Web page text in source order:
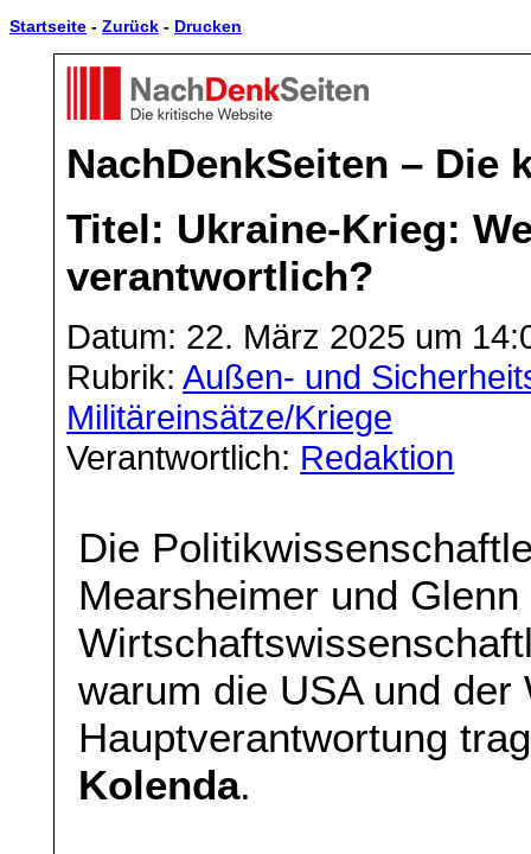
Startseite - Zurück - Drucken
NachDenkSeiten – Die
Titel: Ukraine-Krieg:
verantwortlich?
Datum: 22. März 2025 um
Rubrik:Außen- und
Militäreinsätze/Kriege
Verantwortlich: Redaktion
Die
Mearsheimer und
warum die USA und der
Hauptverantwortung
Kolenda.